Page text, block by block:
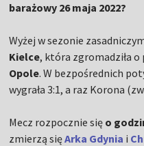
barażowy 26 maja 2022?
Wyżej w sezonie
Kielce, która zgromadziła
Opole. W bezpośrednich
wygrała 3:1, a raz Korona
Mecz rozpocznie się o
zmierzą sięArka Gdynia i